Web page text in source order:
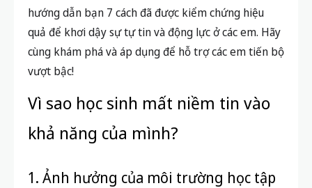
hướng dẫn bạn 7 cách đã được kiểm chứng hiệu
quả để khơi dậy sự tự tin và động lực ở các em. Hãy
cùng khám phá và áp dụng để hỗ trợ các em tiến bộ
vượt bậc!
Vì sao học sinh mất niềm tin vào
khả năng của mình?
1. Ảnh hưởng của môi trường học tập